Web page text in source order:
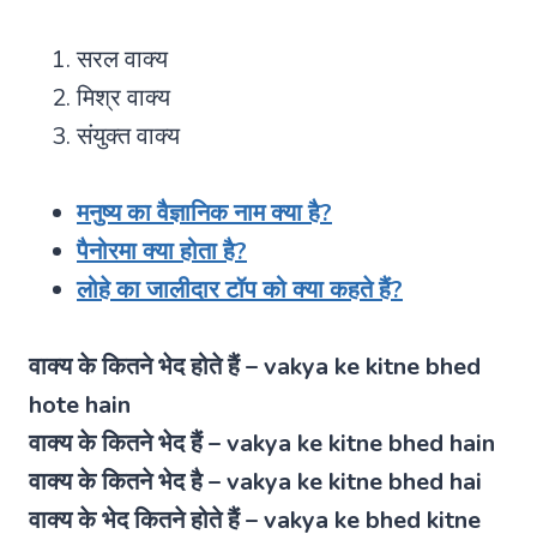
सरल वाक्य
मिश्र वाक्य
संयुक्त वाक्य
मनुष्य का वैज्ञानिक नाम क्या है?
पैनोरमा क्या होता है?
लोहे का जालीदार टॉप को क्या कहते हैं?
वाक्य के कितने भेद होते हैं – vakya ke kitne bhed
hote hain
वाक्य के कितने भेद हैं – vakya ke kitne bhed hain
वाक्य के कितने भेद है – vakya ke kitne bhed hai
वाक्य के भेद कितने होते हैं – vakya ke bhed kitne